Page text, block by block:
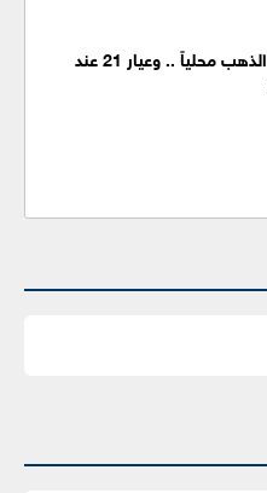
ارتفاع أسعار الذهب محلياً .. وعيار 21 عند